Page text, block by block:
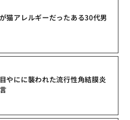
猫アレルギーだったある30代男
やにに襲われた流行性角結膜炎